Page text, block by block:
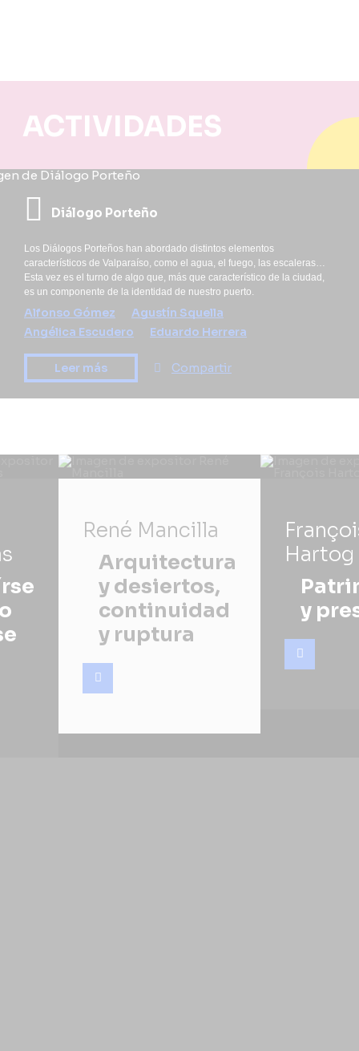
ACTIVIDADES
Diálogo Porteño
Los Diálogos Porteños han abordado distintos elementos
característicos de Valparaíso, como el agua, el fuego, las escaleras…
Esta vez es el turno de algo que, más que característico de la ciudad,
es un componente de la identidad de nuestro puerto.
Alfonso Gómez
Agustín Squella
Angélica Escudero
Eduardo Herrera
Leer más Compartir
René Mancilla
Arquitectura
y desiertos,
continuidad
y ruptura
Hartog
y